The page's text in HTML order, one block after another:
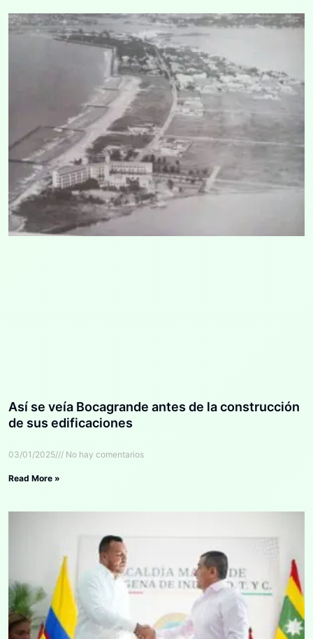
Así se veía Bocagrande antes de la construcción
de sus edificaciones
03/01/2025 No hay comentarios
Read More »